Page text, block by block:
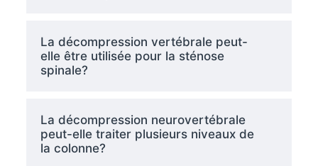
La décompression vertébrale peut-
elle être utilisée pour la sténose
spinale?
La décompression neurovertébrale
peut-elle traiter plusieurs niveaux de
la colonne?